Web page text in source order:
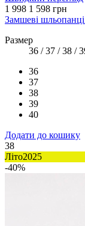
1 998 1 598 грн
Замшеві
Размер
36 / 37 / 38 /
36
37
38
39
40
Додати до кошику
38
Літо2025
-40%